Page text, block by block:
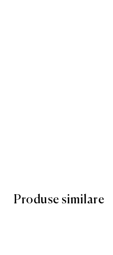
Produse similare